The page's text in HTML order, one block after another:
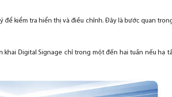
để kiểm tra hiển thị và điều chỉnh. Đây là bước quan
Digital Signage chỉ trong một đến hai tuần nếu hạ